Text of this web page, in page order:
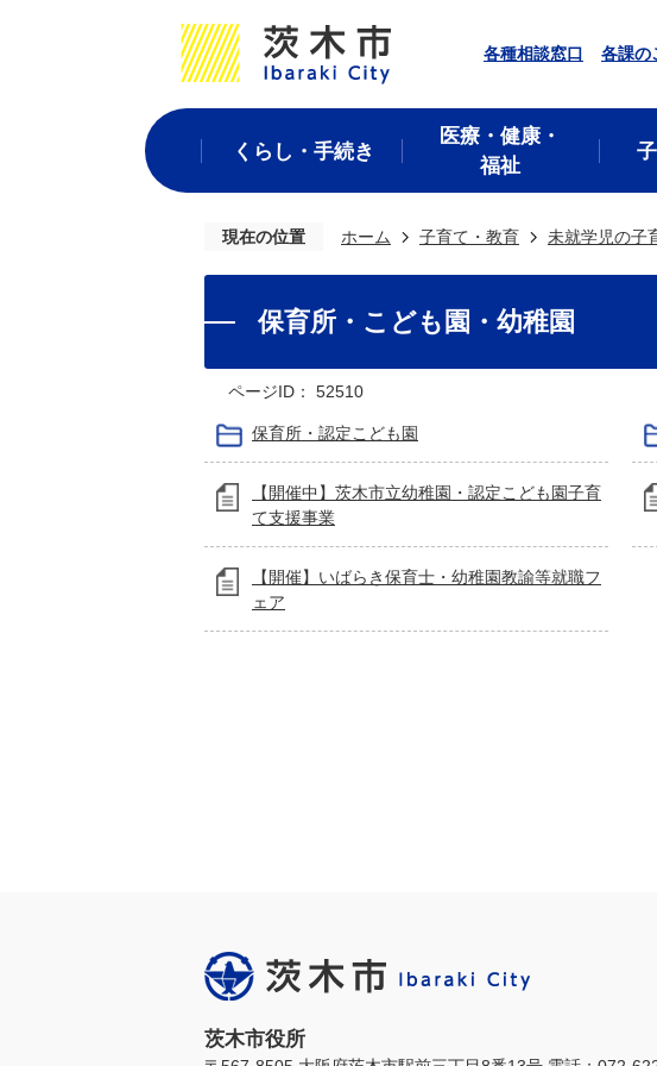
各種相談窓口 各課の
くらし・手続き
医療・健康・
福祉
現在の位置 ホーム 子育て・教育 未就学児の子
保育所・こども園・幼稚園
ページID： 52510
保育所・認定こども園
【開催中】茨木市立幼稚園・認定こども園子育
て支援事業
【開催】いばらき保育士・幼稚園教諭等就職フ
ェア
茨木市役所